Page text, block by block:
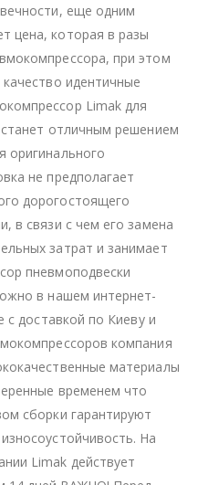
еще одним
цена, которая в разы
при этом
качество идентичные
Limak для
отличным решением
оригинального
не предполагает
дорогостоящего
в связи с чем его замена
затрат и занимает
пневмоподвески
в нашем интернет-
с доставкой по Киеву и
компания
материалы
временем что
сборки гарантируют
На
Limak действует